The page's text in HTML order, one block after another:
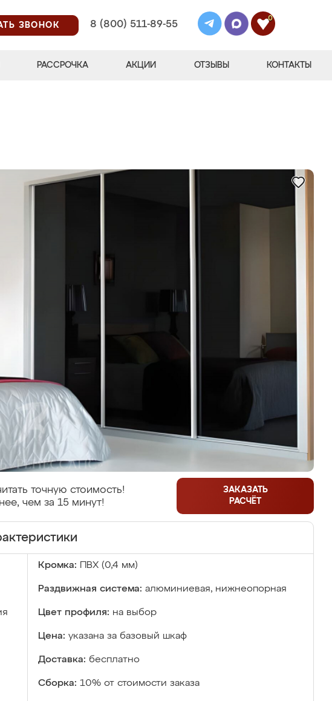
ЗВОНОК
8 (800) 511-89-55
0
РАССРОЧКА АКЦИИ ОТЗЫВЫ КОНТАКТЫ
точную стоимость!
чем за 15 минут!
ЗАКАЗАТЬ
РАСЧЁТ
Кромка: ПВХ (0,4 мм)
Раздвижная система: алюминиевая, нижнеопорная
Цвет профиля: на выбор
Цена: указана за базовый шкаф
Доставка: бесплатно
Сборка: 10% от стоимости заказа